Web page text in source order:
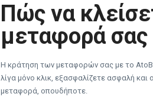
Πώς να
μεταφορά σας
Η κράτηση των μεταφορών σας με το AtoB
λίγα μόνο κλικ, εξασφαλίζετε ασφαλή και
μεταφορά, οπουδήποτε.